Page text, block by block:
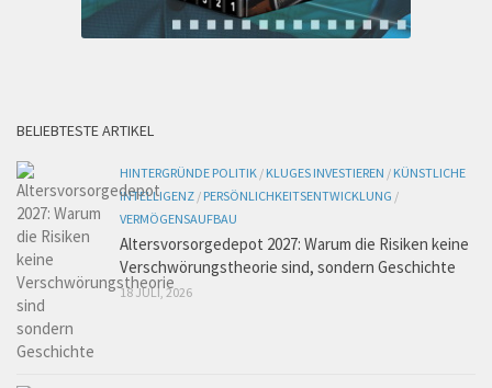
BELIEBTESTE ARTIKEL
HINTERGRÜNDE POLITIK / KLUGES INVESTIEREN / KÜNSTLICHE
INTELLIGENZ / PERSÖNLICHKEITSENTWICKLUNG /
VERMÖGENSAUFBAU
Altersvorsorgedepot 2027: Warum die Risiken keine
Verschwörungstheorie sind, sondern Geschichte
18 JULI, 2026